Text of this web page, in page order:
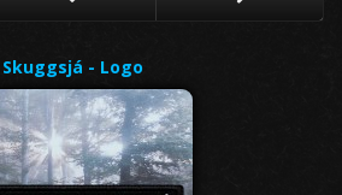
Skuggsjá - Logo